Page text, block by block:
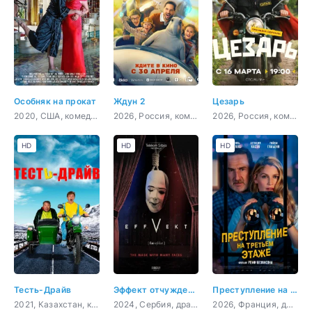
Особняк на прокат
2020, США, комедия
Ждун 2
2026, Россия, комедия, семейный, фэнтези, фантастика
Цезарь
2026, Россия, комедия
Тесть-Драйв
2021, Казахстан, комедия
HD
Эффект отчуждения
2024, Сербия, драма
HD
Преступление на третьем этаже
2026, Франция, драма, комедия
HD